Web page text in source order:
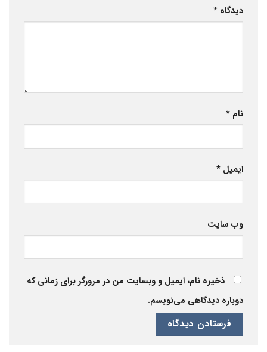
دیدگاه *
نام *
ایمیل *
وب‌ سایت
ذخیره نام، ایمیل و وبسایت من در مرورگر برای زمانی که
دوباره دیدگاهی می‌نویسم.